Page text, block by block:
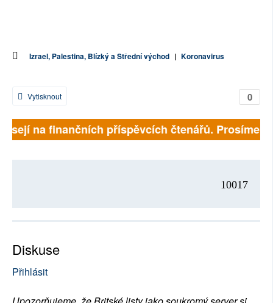
Izrael, Palestina, Blízký a Střední východ | Koronavirus
0
Vytisknout
na finančních příspěvcích čtenářů. Prosíme,
10017
Diskuse
Přihlásit